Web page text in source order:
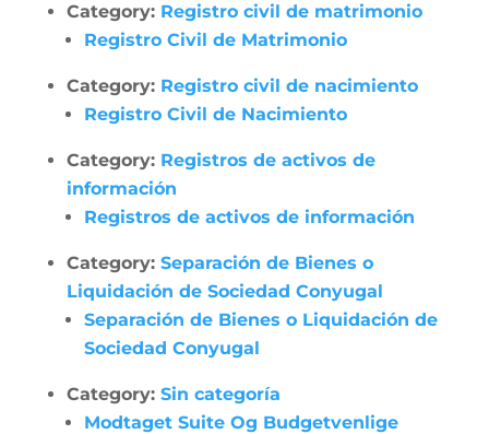
Category: Registro civil de matrimonio
Registro Civil de Matrimonio
Category: Registro civil de nacimiento
Registro Civil de Nacimiento
Category: Registros de activos de
información
Registros de activos de información
Category: Separación de Bienes o
Liquidación de Sociedad Conyugal
Separación de Bienes o Liquidación de
Sociedad Conyugal
Category: Sin categoría
Modtaget Suite Og Budgetvenlige